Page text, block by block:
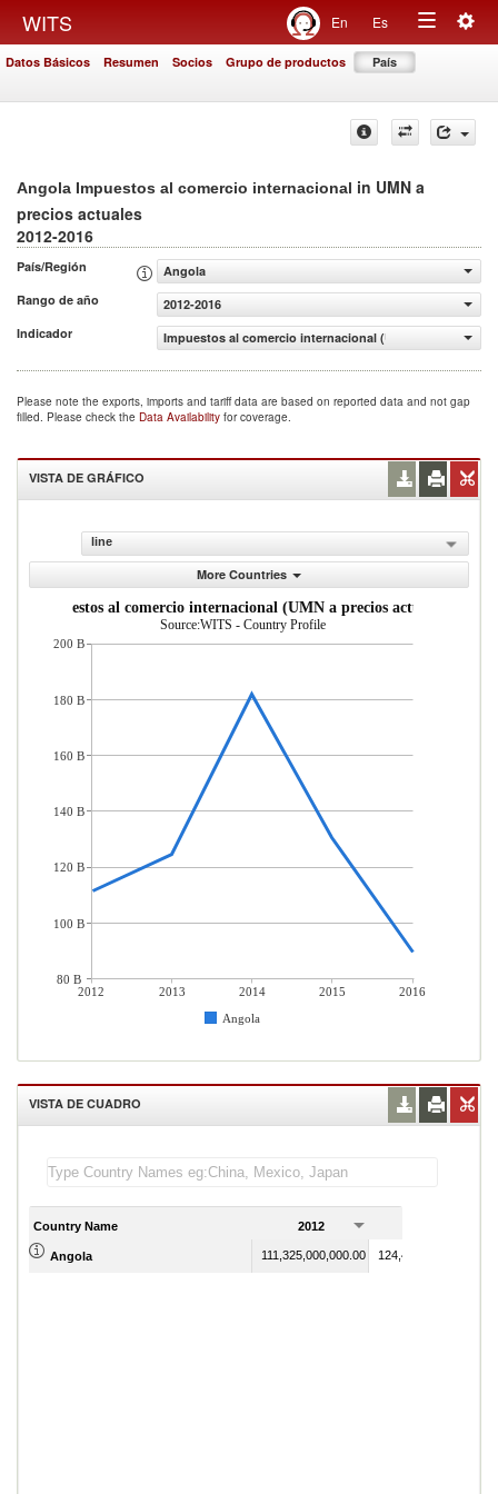
WITS En Es
Toggle
Datos Básicos Resumen Socios Grupo de productos País
Angola Impuestos al comercio internacional in UMN a
precios actuales
2012-2016
País/Región
Angola
Rango de año
2012-2016
Indicador
Impuestos al comercio internacional (UMN a precios
Please note the exports, imports and tariff data are based on reported data and not gap
filled. Please check the Data Availability for coverage.
VISTA DE GRÁFICO
line
More Countries
Impuestos al comercio internacional (UMN a precios actuales)
Source:WITS - Country Profile
2012 2013 2014 2015
2016
Angola
200 B
180 B
160 B
140 B
120 B
100 B
80 B
VISTA DE CUADRO
Country Name 2012
Angola 111,325,000,000.00 124,414,000,000.00